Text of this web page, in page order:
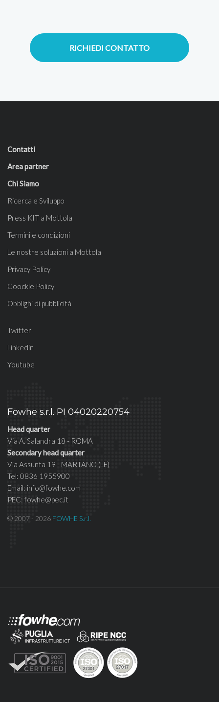
RICHIEDI CONTATTO
Contatti
Area partner
Chi Siamo
Ricerca e Sviluppo
Press KIT a Mottola
Termini e condizioni
Le nostre soluzioni a Mottola
Privacy Policy
Coockie Policy
Obblighi di pubblicità
Twitter
Linkedin
Youtube
Fowhe s.r.l. PI 04020220754
Head quarter
Via A. Salandra 18 - ROMA
Secondary head quarter
Via Assunta 19 - MARTANO (LE)
Tel: 0836 1955900
Email: info@fowhe.com
PEC: fowhe@pec.it
© 2007 - 2026 FOWHE S.r.l.